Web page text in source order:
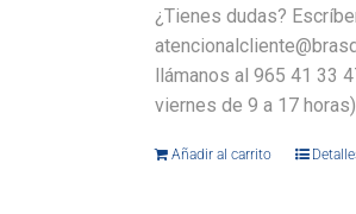
¿Tienes dudas?
llámanos al 965 41 33
viernes de 9 a 17
Añadir al carrito